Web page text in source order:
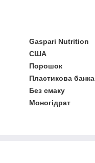
Gaspari Nutrition
США
Порошок
Пластикова банка
Без смаку
Моногідрат